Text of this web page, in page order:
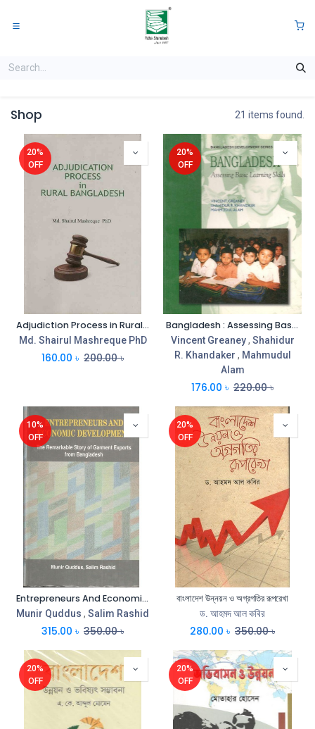
Shop 21 items found.
20%
OFF
Adjudiction Process in Rural Bangladesh
Md. Shairul Mashreque PhD
160.00 ৳ 200.00৳
20%
OFF
Bangladesh : Assessing Basic Learning Skills
Vincent Greaney , Shahidur
R. Khandaker , Mahmudul
Alam
176.00 ৳ 220.00৳
10%
OFF
Entrepreneurs And Economic Development
Munir Quddus , Salim Rashid
315.00 ৳ 350.00৳
20%
OFF
বাংলাদেশ উন্নয়ন ও অগ্রগতির রূপরেখা
ড. আহমদ আল কবির
280.00 ৳ 350.00৳
20%
OFF
20%
OFF